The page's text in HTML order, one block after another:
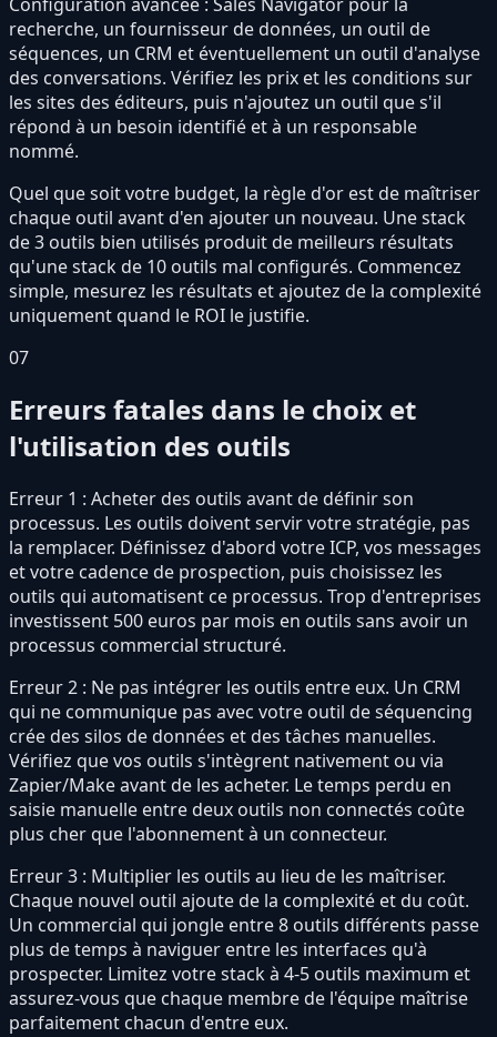
recherche, un fournisseur de données, un outil de
séquences, un CRM et éventuellement un outil d'analyse
des conversations. Vérifiez les prix et les conditions sur
les sites des éditeurs, puis n'ajoutez un outil que s'il
répond à un besoin identifié et à un responsable
nommé.
Quel que soit votre budget, la règle d'or est de maîtriser
chaque outil avant d'en ajouter un nouveau. Une stack
de 3 outils bien utilisés produit de meilleurs résultats
qu'une stack de 10 outils mal configurés. Commencez
simple, mesurez les résultats et ajoutez de la complexité
uniquement quand le ROI le justifie.
07
Erreurs fatales dans le choix et
l'utilisation des outils
Erreur 1 : Acheter des outils avant de définir son
processus. Les outils doivent servir votre stratégie, pas
la remplacer. Définissez d'abord votre ICP, vos messages
et votre cadence de prospection, puis choisissez les
outils qui automatisent ce processus. Trop d'entreprises
investissent 500 euros par mois en outils sans avoir un
processus commercial structuré.
Erreur 2 : Ne pas intégrer les outils entre eux. Un CRM
qui ne communique pas avec votre outil de séquencing
crée des silos de données et des tâches manuelles.
Vérifiez que vos outils s'intègrent nativement ou via
Zapier/Make avant de les acheter. Le temps perdu en
saisie manuelle entre deux outils non connectés coûte
plus cher que l'abonnement à un connecteur.
Erreur 3 : Multiplier les outils au lieu de les maîtriser.
Chaque nouvel outil ajoute de la complexité et du coût.
Un commercial qui jongle entre 8 outils différents passe
plus de temps à naviguer entre les interfaces qu'à
prospecter. Limitez votre stack à 4-5 outils maximum et
assurez-vous que chaque membre de l'équipe maîtrise
parfaitement chacun d'entre eux.